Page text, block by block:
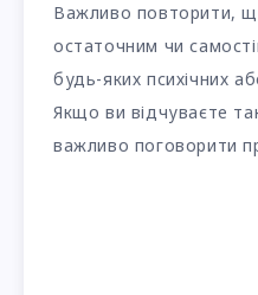
Важливо повторити,
остаточним чи
будь-яких психічних
Якщо ви відчуваєте
важливо поговорити